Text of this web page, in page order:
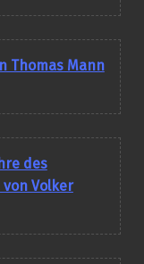
Thomas Mann
des
von Volker